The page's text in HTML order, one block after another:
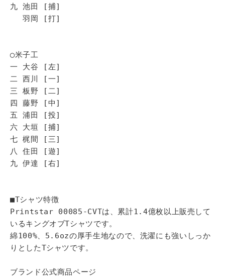
九 池田 [捕]
羽岡 [打]
◯米子工
一 大谷 [左]
二 西川 [一]
三 板野 [二]
四 藤野 [中]
五 浦田 [投]
六 大垣 [捕]
七 梶間 [三]
八 住田 [遊]
九 伊達 [右]
■Tシャツ特徴
Printstar 00085-CVTは、累計1.4億枚以上販売して
いるキングオブTシャツです。
綿100%、5.6ozの厚手生地なので、洗濯にも強いしっか
りとしたTシャツです。
ブランド公式商品ページ